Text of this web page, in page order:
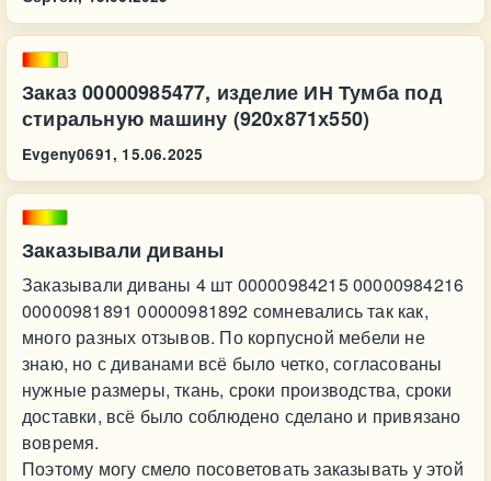
Заказ 00000985477, изделие ИН Тумба под
стиральную машину (920х871х550)
Evgeny0691, 15.06.2025
Заказывали диваны
Заказывали диваны 4 шт 00000984215 00000984216
00000981891 00000981892 сомневались так как,
много разных отзывов. По корпусной мебели не
знаю, но с диванами всё было четко, согласованы
нужные размеры, ткань, сроки производства, сроки
доставки, всё было соблюдено сделано и привязано
вовремя.
Поэтому могу смело посоветовать заказывать у этой